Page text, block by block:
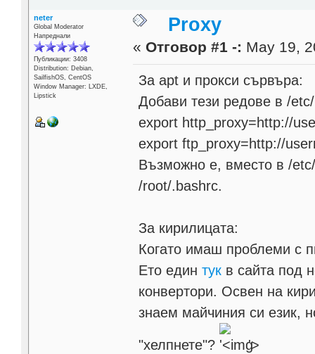
neter
Global Moderator
Напреднали
Публикации: 3408
Distribution: Debian,
SailfishOS, CentOS
Window Manager: LXDE,
Lipstick
Proxy
« Отговор #1 -: May 19,
За apt и прокси сървъра:
Добави тези редове в /
export http_proxy=http://
export ftp_proxy=http://
Възможно е, вместо в /
/root/.bashrc.
За кирилицата:
Когато имаш проблеми с
Ето единтук в сайта под
конвертори. Освен на
знаем майчиния си език,
"хелпнете"? '>